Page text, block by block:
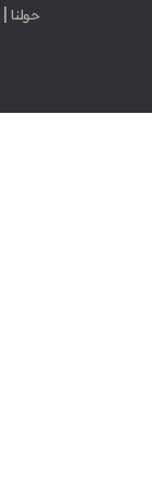
حولنا |